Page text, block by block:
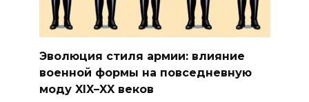
Эволюция стиля армии: влияние
военной формы на повседневную
моду XIX–XX веков